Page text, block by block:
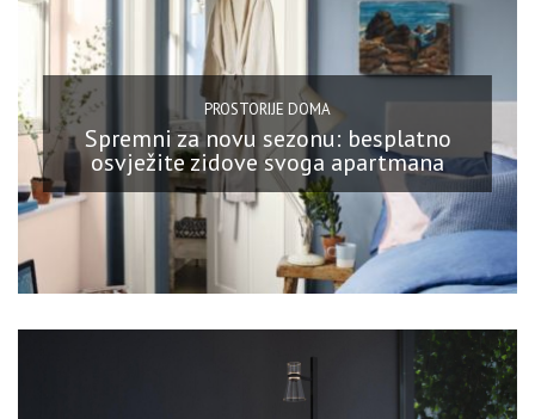
PROSTORIJE DOMA
Spremni za novu sezonu: besplatno
osvježite zidove svoga apartmana